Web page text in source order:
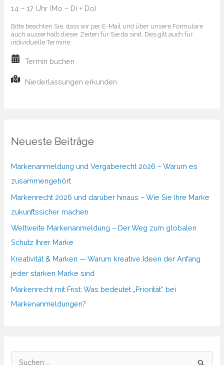
14 – 17 Uhr (Mo – Di + Do)
Bitte beachten Sie, dass wir per E-Mail und über unsere Formulare
auch ausserhalb dieser Zeiten für Sie da sind. Dies gilt auch für
individuelle Termine.
Termin buchen
Niederlassungen erkunden
Neueste Beiträge
Markenanmeldung und Vergaberecht 2026 – Warum es
zusammengehört
Markenrecht 2026 und darüber hinaus – Wie Sie Ihre Marke
zukunftssicher machen
Weltweite Markenanmeldung – Der Weg zum globalen
Schutz Ihrer Marke
Kreativität & Marken — Warum kreative Ideen der Anfang
jeder starken Marke sind
Markenrecht mit Frist: Was bedeutet „Priorität“ bei
Markenanmeldungen?